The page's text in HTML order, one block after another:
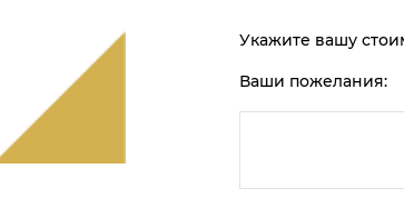
Укажите вашу
Ваши пожелания: